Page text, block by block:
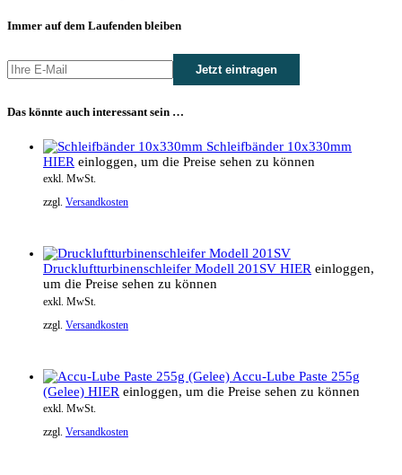
Immer auf dem Laufenden bleiben
Das könnte auch interessant sein …
Schleifbänder 10x330mm
HIER einloggen, um die Preise sehen zu können
exkl. MwSt.
zzgl. Versandkosten
Druckluftturbinenschleifer Modell 201SV HIER einloggen,
um die Preise sehen zu können
exkl. MwSt.
zzgl. Versandkosten
Accu-Lube Paste 255g
(Gelee) HIER einloggen, um die Preise sehen zu können
exkl. MwSt.
zzgl. Versandkosten